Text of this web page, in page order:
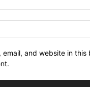
email, and website in this